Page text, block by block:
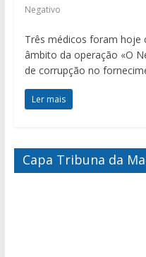
Negativo
Três médicos foram hoje
âmbito da operação «O
de corrupção no
Ler mais
Capa Tribuna da